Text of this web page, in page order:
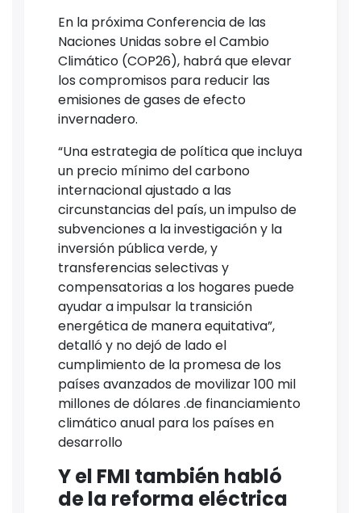
En la próxima Conferencia de las
Naciones Unidas sobre el Cambio
Climático (COP26), habrá que elevar
los compromisos para reducir las
emisiones de gases de efecto
invernadero.
“Una estrategia de política que incluya
un precio mínimo del carbono
internacional ajustado a las
circunstancias del país, un impulso de
subvenciones a la investigación y la
inversión pública verde, y
transferencias selectivas y
compensatorias a los hogares puede
ayudar a impulsar la transición
energética de manera equitativa”,
detalló y no dejó de lado el
cumplimiento de la promesa de los
países avanzados de movilizar 100 mil
millones de dólares .de financiamiento
climático anual para los países en
desarrollo
Y el FMI también habló
de la reforma eléctrica